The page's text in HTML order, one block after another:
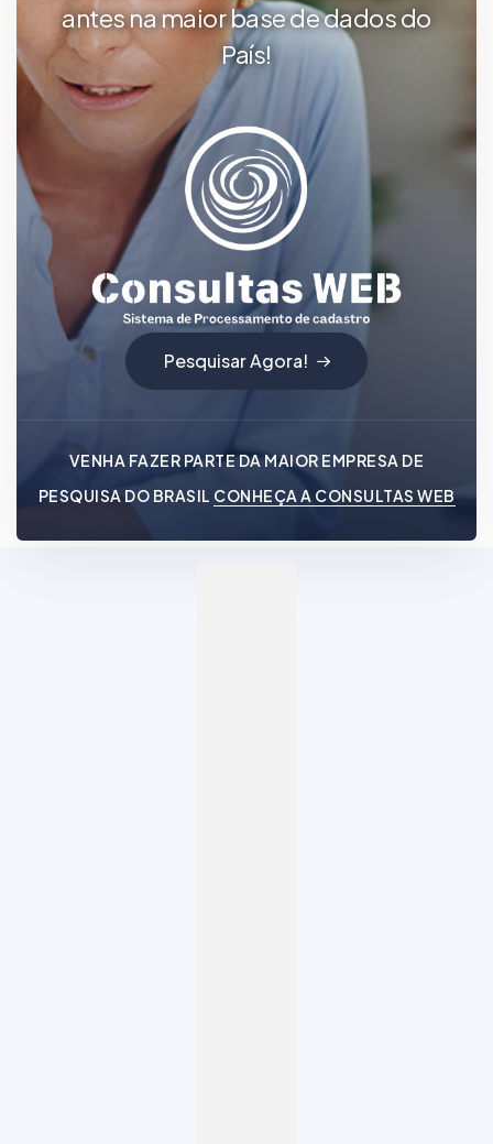
antes na maior base de dados do
País!
Pesquisar Agora!
VENHA FAZER PARTE DA MAIOR EMPRESA DE
PESQUISA DO BRASIL CONHEÇA A CONSULTAS WEB